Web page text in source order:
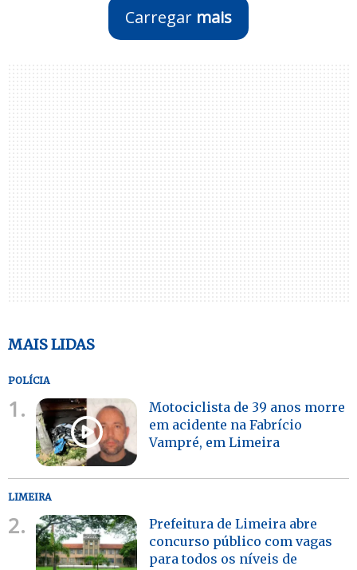
Carregar mais
MAIS LIDAS
POLÍCIA
1.
Motociclista de 39 anos morre
em acidente na Fabrício
Vampré, em Limeira
LIMEIRA
2.
Prefeitura de Limeira abre
concurso público com vagas
para todos os níveis de